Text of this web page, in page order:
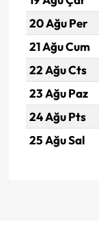
20 Ağu Per
21 Ağu Cum
22 Ağu Cts
23 Ağu Paz
24 Ağu Pts
25 Ağu Sal